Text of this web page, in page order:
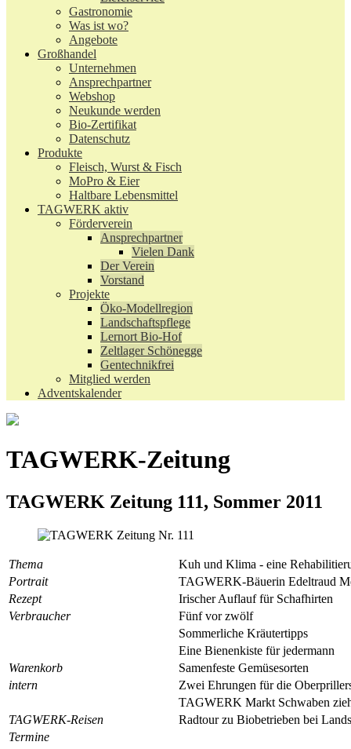
Gastronomie
Was ist wo?
Angebote
Großhandel
Unternehmen
Ansprechpartner
Webshop
Neukunde werden
Bio-Zertifikat
Datenschutz
Produkte
Fleisch, Wurst & Fisch
MoPro & Eier
Haltbare Lebensmittel
TAGWERK aktiv
Förderverein
Ansprechpartner
Vielen Dank
Der Verein
Vorstand
Projekte
Öko-Modellregion
Landschaftspflege
Lernort Bio-Hof
Zeltlager Schönegge
Gentechnikfrei
Mitglied werden
Adventskalender
TAGWERK-Zeitung
TAGWERK Zeitung 111, Sommer 2011
Thema
Kuh und Klima - eine
Portrait
TAGWERK-Bäuerin Edeltraud
Rezept
Irischer Auflauf für Schafhirten
Verbraucher
Fünf vor zwölf
Sommerliche Kräutertipps
Eine Bienenkiste für jedermann
Warenkorb
Samenfeste Gemüsesorten
intern
Zwei Ehrungen für die
TAGWERK Markt Schwaben
TAGWERK-Reisen
Radtour zu Biobetrieben bei
Termine